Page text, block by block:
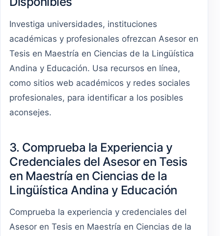
Investiga universidades, instituciones
académicas y profesionales ofrezcan Asesor en
Tesis en Maestría en Ciencias de la Lingüística
Andina y Educación. Usa recursos en línea,
como sitios web académicos y redes sociales
profesionales, para identificar a los posibles
aconsejes.
3. Comprueba la Experiencia y
Credenciales del Asesor en Tesis
en Maestría en Ciencias de la
Lingüística Andina y Educación
Comprueba la experiencia y credenciales del
Asesor en Tesis en Maestría en Ciencias de la